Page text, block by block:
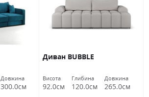
Довжина
300.0см
Диван BUBBLE
Висота
92.0см
Глибина
120.0см
Довжина
265.0см